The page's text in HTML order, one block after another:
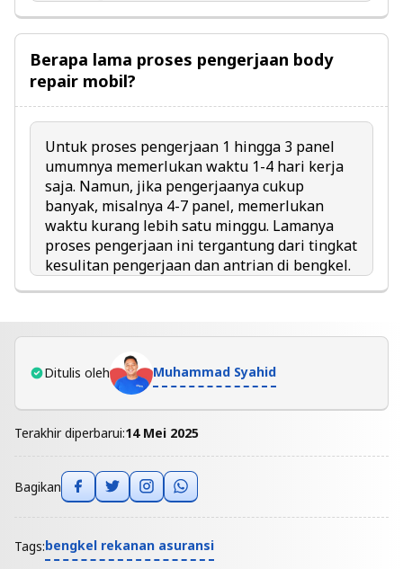
Berapa lama proses pengerjaan body
repair mobil?
Untuk proses pengerjaan 1 hingga 3 panel
umumnya memerlukan waktu 1-4 hari kerja
saja. Namun, jika pengerjaanya cukup
banyak, misalnya 4-7 panel, memerlukan
waktu kurang lebih satu minggu. Lamanya
proses pengerjaan ini tergantung dari tingkat
kesulitan pengerjaan dan antrian di bengkel.
Ditulis oleh Muhammad Syahid
Terakhir diperbarui:14 Mei 2025
Bagikan
Tags:bengkel rekanan asuransi